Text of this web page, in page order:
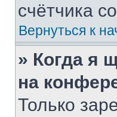
счётчика
Вернуться к
» Когда я
на
Только